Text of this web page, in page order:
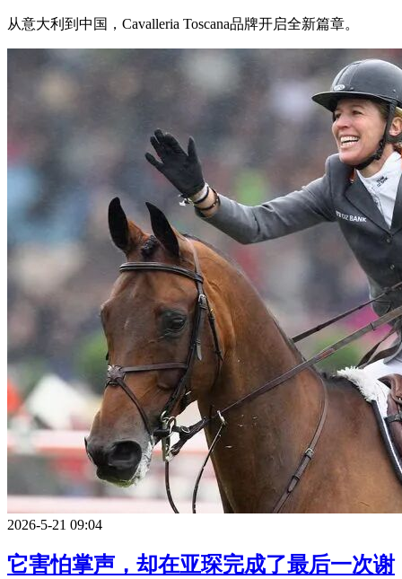
从意大利到中国，Cavalleria Toscana品牌开启全新篇章。
2026-5-21 09:04
它害怕掌声，却在亚琛完成了最后一次谢